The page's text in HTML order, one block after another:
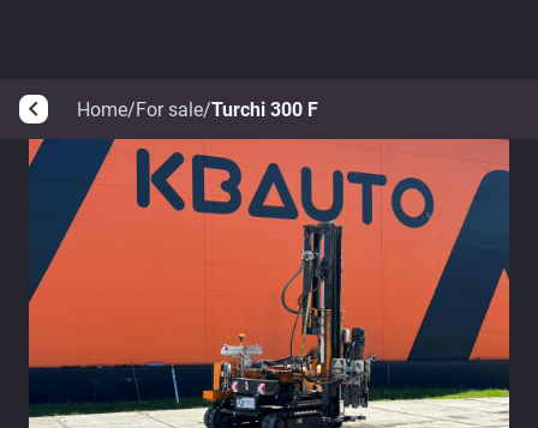
arrow_back_ios Home/For sale/Turchi 300 F